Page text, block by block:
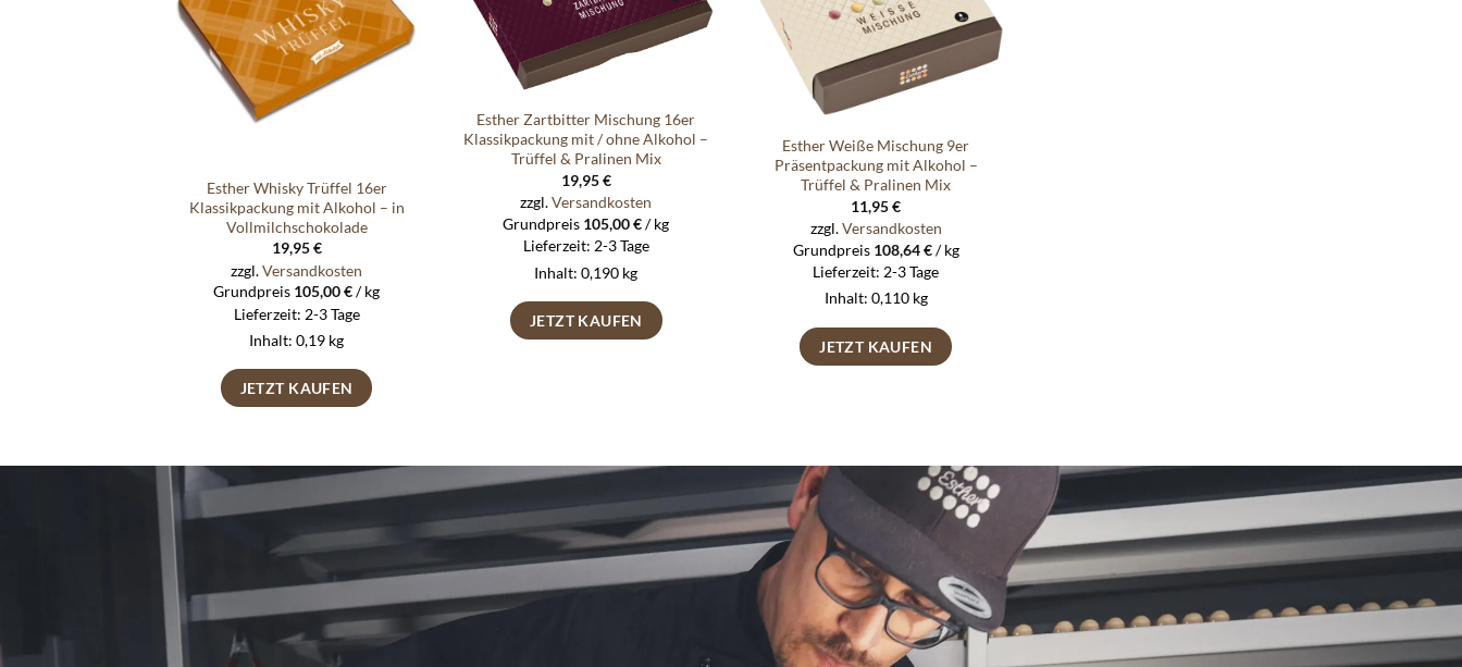
Esther Whisky Trüffel 16er
Klassikpackung mit Alkohol – in
Vollmilchschokolade
19,95€
zzgl.Versandkosten
Grundpreis 105,00€/kg
Lieferzeit: 2-3 Tage
Inhalt: 0,19 kg
JETZT KAUFEN
Esther Zartbitter Mischung 16er
Klassikpackung mit / ohne Alkohol –
Trüffel & Pralinen Mix
19,95€
zzgl.Versandkosten
Grundpreis 105,00€/kg
Lieferzeit: 2-3 Tage
Inhalt: 0,190 kg
JETZT KAUFEN
Esther Weiße Mischung 9er
Präsentpackung mit Alkohol –
Trüffel & Pralinen Mix
11,95€
zzgl.Versandkosten
Grundpreis 108,64€/kg
Lieferzeit: 2-3 Tage
Inhalt: 0,110 kg
JETZT KAUFEN